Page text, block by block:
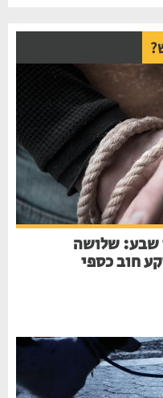
שבע: שלושה
חוב כספי